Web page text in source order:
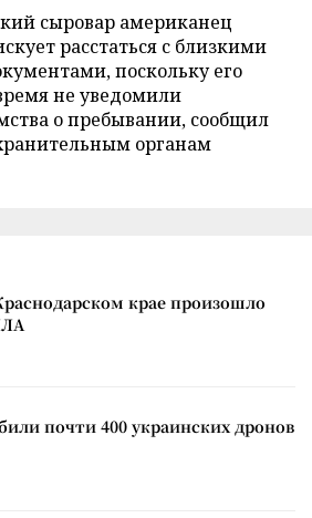
сыровар американец
расстаться с близкими
поскольку его
не уведомили
о пребывании, сообщил
органам
крае произошло
почти 400 украинских дронов